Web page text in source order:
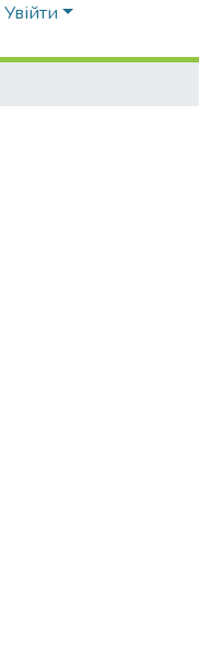
Увійти